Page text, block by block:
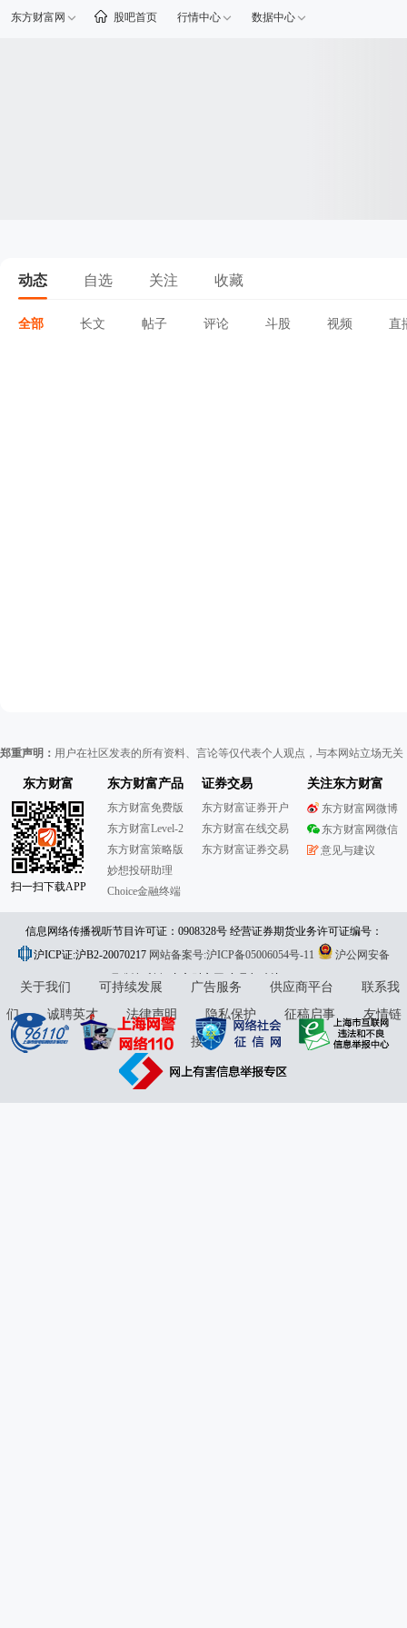
东方财富网 股吧首页 行情中心 数据中心
动态 自选 关注 收藏
全部 长文 帖子 评论 斗股 视频 直
郑重声明： 用户在社区发表的所有资料、言论等仅代表个人观点，与本网站立场无
东方财富
扫一扫下载APP
东方财富产品
东方财富免费版
东方财富Level-2
东方财富策略版
妙想投研助理
Choice金融终端
证券交易
东方财富证券开户
东方财富在线交易
东方财富证券交易
关注东方财富
东方财富网微博
东方财富网微信
意见与建议
信息网络传播视听节目许可证：0908328号 经营证券期货业务许可证编号：
913101046312860336 违法和不良信息举报:021-61278686 举报邮箱：
jubao@eastmoney.com
沪ICP证:沪B2-20070217 网站备案号:沪ICP备05006054号-11
沪公网安备
31010402000120号版权所有:东方财富网意见与建议:4000300059/952500
关于我们 可持续发展 广告服务 供应商平台
联系我
们
诚聘英才 法律声明 隐私保护 征稿启事
友情链
接